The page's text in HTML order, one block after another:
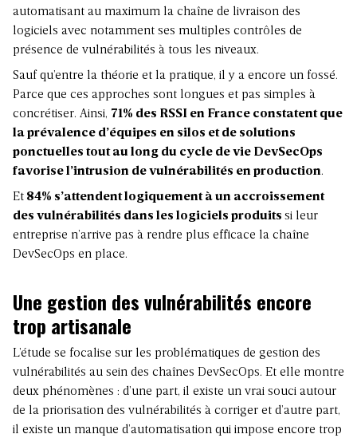
automatisant au maximum la chaîne de livraison des
logiciels avec notamment ses multiples contrôles de
présence de vulnérabilités à tous les niveaux.
Sauf qu’entre la théorie et la pratique, il y a encore un fossé.
Parce que ces approches sont longues et pas simples à
concrétiser. Ainsi, 71% des RSSI en France constatent que
la prévalence d’équipes en silos et de solutions
ponctuelles tout au long du cycle de vie DevSecOps
favorise l’intrusion de vulnérabilités en production.
Et 84% s’attendent logiquement à un accroissement
des vulnérabilités dans les logiciels produits si leur
entreprise n’arrive pas à rendre plus efficace la chaîne
DevSecOps en place.
Une gestion des vulnérabilités encore
trop artisanale
L’étude se focalise sur les problématiques de gestion des
vulnérabilités au sein des chaînes DevSecOps. Et elle montre
deux phénomènes : d’une part, il existe un vrai souci autour
de la priorisation des vulnérabilités à corriger et d’autre part,
il existe un manque d’automatisation qui impose encore trop